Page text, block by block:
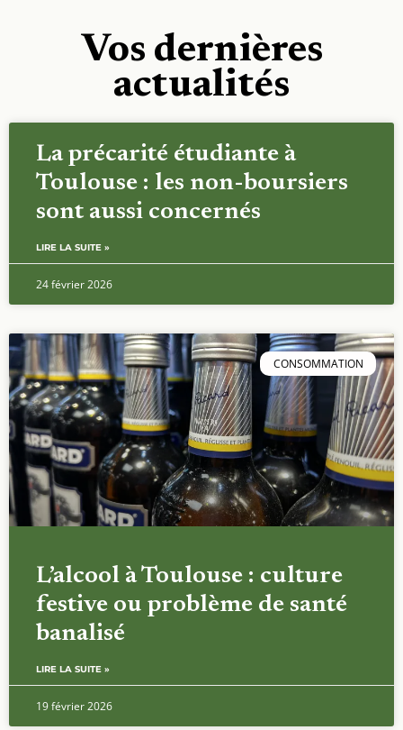
Vos dernières
actualités
La précarité étudiante à
Toulouse : les non-boursiers
sont aussi concernés
LIRE LA SUITE »
24 février 2026
CONSOMMATION
L’alcool à Toulouse : culture
festive ou problème de santé
banalisé
LIRE LA SUITE »
19 février 2026